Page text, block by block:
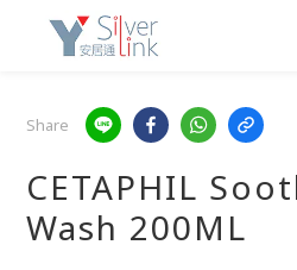
Share
CETAPHIL
Wash 200ML